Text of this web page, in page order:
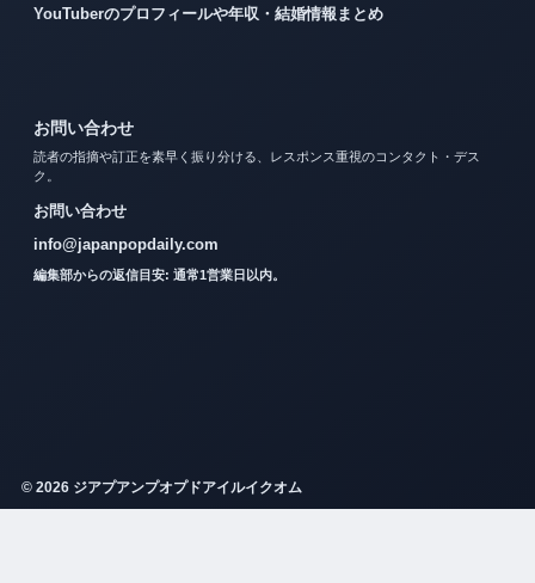
YouTuberのプロフィールや年収・結婚情報まとめ
お問い合わせ
読者の指摘や訂正を素早く振り分ける、レスポンス重視のコンタクト・デス
ク。
お問い合わせ
info@japanpopdaily.com
編集部からの返信目安: 通常1営業日以内。
© 2026 ジアプアンプオプドアイルイクオム